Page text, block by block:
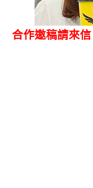
合作邀稿請來信